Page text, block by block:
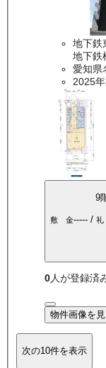
地下鉄
地下鉄
愛知県
2025
9
敷 金-----/
0人が登録済
物件画像を
次の10件を表示